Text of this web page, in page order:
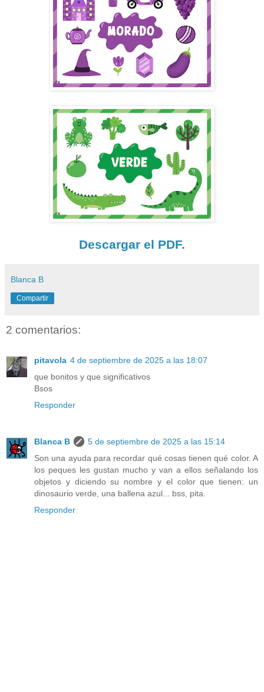
Descargar el PDF.
Blanca B
Compartir
2 comentarios:
pitavola 4 de septiembre de 2025 a las 18:07
que bonitos y que significativos
Bsos
Responder
Blanca B
5 de septiembre de 2025 a las 15:14
Son una ayuda para recordar qué cosas tienen qué color. A
los peques les gustan mucho y van a ellos señalando los
objetos y diciendo su nombre y el color que tienen: un
dinosaurio verde, una ballena azul... bss, pita.
Responder